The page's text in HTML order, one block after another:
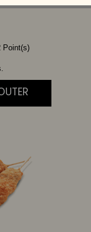
Point(s)